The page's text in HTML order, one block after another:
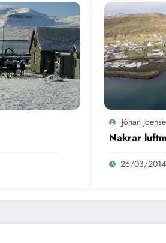
Jóhan
Nakrar
26/03/2014